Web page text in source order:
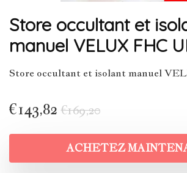
Store occultant et
manuel VELUX FHC
Store occultant et isolant manuel
€169,20
€143,82
ACHETEZ